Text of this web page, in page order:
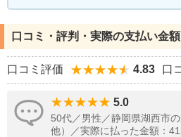
口コミ・評判・実際の支払い金額
口コミ評価 4.83 口
5.0
50代／男性／静岡県湖西市
他）／実際に払った金額：